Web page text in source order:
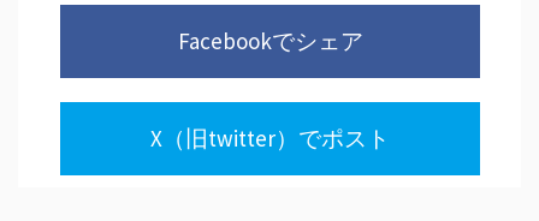
Facebookでシェア
X（旧twitter）でポスト